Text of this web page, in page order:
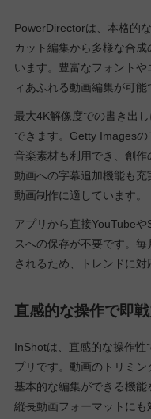
PowerDirectorは、本格的
カット編集から多様な合
います。豊富なフォント
ィあふれる動画編集が可能
最大4K解像度での書き出
できます。Getty Images
音楽素材も利用でき、創作
動画への字幕追加機能も
動画制作に適しています。
アプリから直接YouTube
スへの保存が不要です。
されるため、トレンドに対
直感的な操作で即
InShotは、直感的な操作
プリです。動画のトリミ
基本的な編集ができる機
縦長動画フォーマットにも